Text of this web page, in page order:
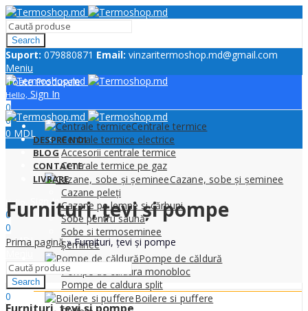
Search
Suport: 079880871 Email: vinzaritermoshop.md@gmail.com
Meniu
Hello, Sign In
0
0
0 MDL
Toate Produsele
Centrale termice
Centrale termice electrice
Accesorii centrale termice
Centrale termice pe gaz
Cazane, sobe și șeminee
Cazane peleți
Cazane pe lemne si cărbuni
Sobe pentru saună
Sobe si termoseminee
Șeminee
Pompe de căldură
Pompe de caldura monobloc
Pompe de caldura split
Boilere si puffere
DESPRE NOI
BLOG
CONTACTE
LIVRARE
Hello,
Sign In
0
0
0MDL
Search
0
Furnituri, țevi și pompe
Prima pagină»Furnituri, țevi și pompe